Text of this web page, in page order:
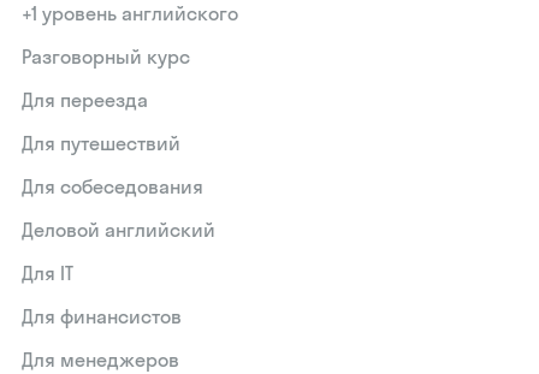
+1 уровень английского
Разговорный курс
Для переезда
Для путешествий
Для собеседования
Деловой английский
Для IT
Для финансистов
Для менеджеров